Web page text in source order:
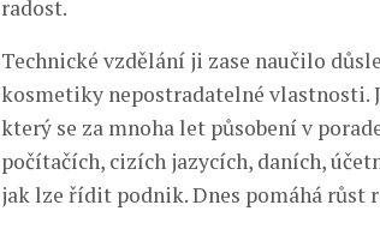
radost.
Technické vzdělání ji zase naučilo
kosmetiky nepostradatelné vlastnosti.
který se za mnoha let působení v
počítačích, cizích jazycích, daních,
jak lze řídit podnik. Dnes pomáhá růst